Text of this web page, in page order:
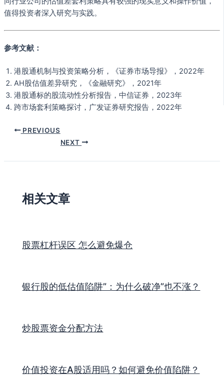
值得投资者深入研究与实践。
参考文献：
港股通机制与投资策略分析，《证券市场导报》，2022年
AH股估值差异研究，《金融研究》，2021年
港股通标的股流动性分析报告，中信证券，2023年
跨市场套利策略探讨，广发证券研究报告，2022年
PREVIOUS
NEXT
相关文章
股票杠杆误区 怎么避免爆仓
银行股的低估值陷阱”：为什么破净”也不涨？
炒股票资金分配方法
价值投资在A股适用吗？如何避免价值陷阱？